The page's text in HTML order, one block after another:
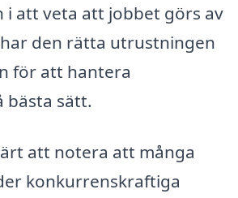
i att veta att jobbet görs av
den rätta utrustningen
för att hantera
bästa sätt.
att notera att många
konkurrenskraftiga